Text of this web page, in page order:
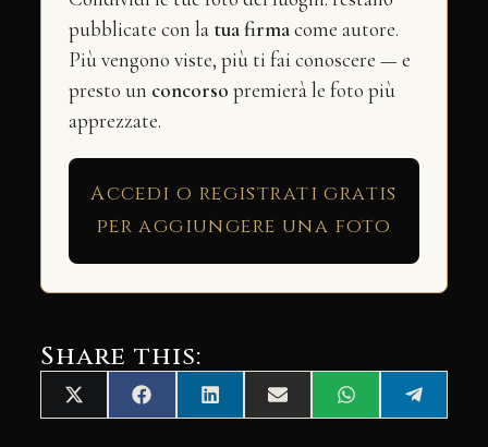
pubblicate con la tua firmacome autore.
Più vengono viste, più ti fai conoscere — e
presto un concorso premierà le foto più
apprezzate.
Accedi o registrati gratis
per aggiungere una foto
Share this:
Share
on
X
(Twitter)
Share
on
FacebookShare
on
LinkedInShare
on
Email Share
on
WhatsAppShare
on